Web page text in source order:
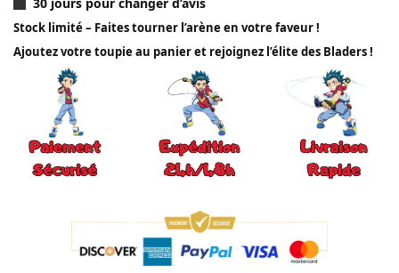
Stock limité – Faites tourner l’arène en votre faveur !
Ajoutez votre toupie au panier et rejoignez l’élite des Bladers !